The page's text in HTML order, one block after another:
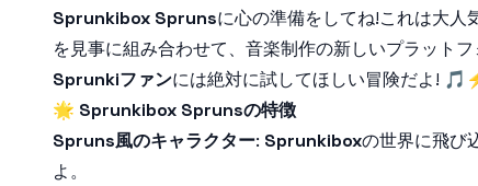
Sprunkibox Sprunsに心の準備をしてね!これは大人
を見事に組み合わせて、音楽制作の新しいプラットフ
Sprunkiファンには絶対に試してほしい冒険だよ!
🌟 Sprunkibox Sprunsの特徴
Spruns風のキャラクター: Sprunkiboxの世界に飛び
よ。